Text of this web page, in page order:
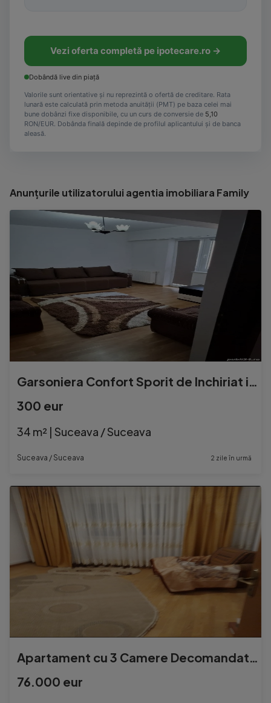
Vezi oferta completă pe ipotecare.ro →
Dobândă live din piață
Valorile sunt orientative și nu reprezintă o ofertă de creditare. Rata
lunară este calculată prin metoda anuității (PMT) pe baza celei mai
bune dobânzi fixe disponibile, cu un curs de conversie de 5,10
RON/EUR. Dobânda finală depinde de profilul aplicantului și de banca
aleasă.
Anunțurile utilizatorului agentia imobiliara Family
Garsoniera Confort Sporit de Inchiriat in BLOC NOU la UCATANA
300 eur
34 m² | Suceava / Suceava
Suceava / Suceava 2 zile în urmă
Apartament cu 3 Camere Decomandate Zona Burdujeni
76.000 eur